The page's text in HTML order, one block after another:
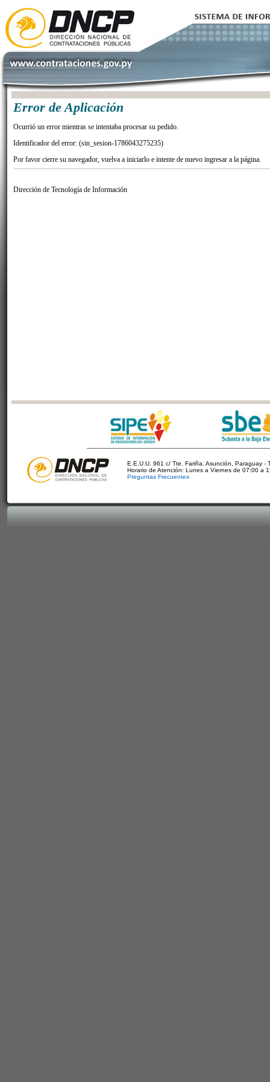
Error de Aplicación
Ocurrió un error mientras se intentaba procesar su pedido.
Identificador del error: (sin_sesion-1786043275235)
Por favor cierre su navegador, vuelva a iniciarlo e intente de nuevo ingresar a la página.
Dirección de Tecnología de Información
E.E.U.U. 961 c/ Tte. Fariña. Asunción, Paraguay -
Horario de Atención: Lunes a Viernes de 07:00 a
Preguntas Frecuentes